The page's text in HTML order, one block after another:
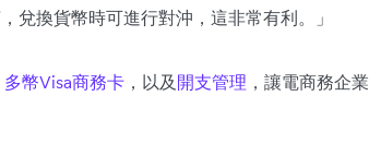
兌換貨幣時可進行對沖，這非常有利。」
多幣Visa商務卡 ，以及 開支管理 ，讓電商務企